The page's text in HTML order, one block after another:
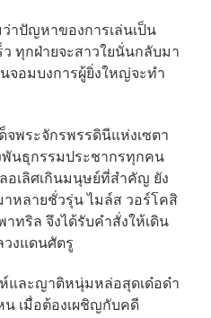
ปัญหาของการเล่นเป็น
ทุกฝ่ายจะสาวใยนั่นกลับมา
จอมบงการผู้ยิ่งใหญ่จะทำ
พระจักรพรรดินีแห่งเซตา
พันธุกรรมประชากรทุกคน
เลิศเกินมนุษย์ที่สำคัญ ยัง
หลายชั่วรุ่น ไมล์ส วอร์โคสิ
ทริล จึงได้รับคำสั่งให้เดิน
วงแดนศัตรู
และญาติหนุ่มหล่อสุดเด๋อด๋า
เมื่อต้องเผชิญกับคดี